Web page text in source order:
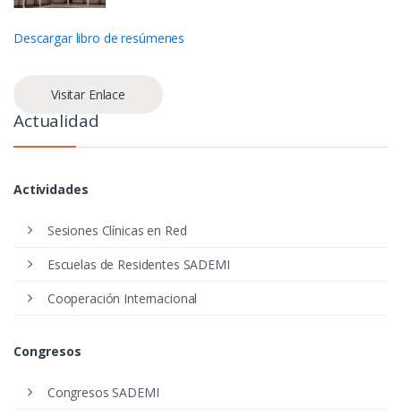
Descargar libro de resúmenes
Visitar Enlace
Actualidad
Actividades
Sesiones Clínicas en Red
Escuelas de Residentes SADEMI
Cooperación Internacional
Congresos
Congresos SADEMI